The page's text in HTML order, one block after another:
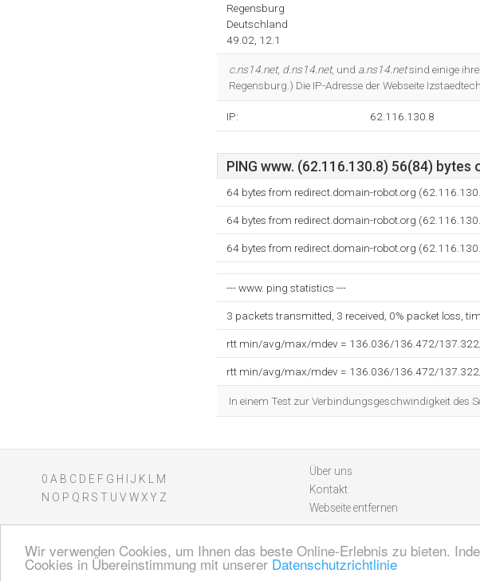
Wir verwenden Cookies, um Ihnen das beste Online-Erlebnis zu bieten.
Cookies in Übereinstimmung mit unserer Datenschutzrichtlinie
Regensburg
Deutschland
49.02, 12.1
c.ns14.net, d.ns14.net, und a.ns14.netsind einige
Regensburg.) Die IP-Adresse der Webseite
IP: 62.116.130.8
PING www. (62.116.130.8) 56(84) bytes
64 bytes from redirect.domain-robot.org
64 bytes from redirect.domain-robot.org
64 bytes from redirect.domain-robot.org
--- www. ping statistics ---
3 packets transmitted, 3 received, 0% packet loss,
rtt min/avg/max/mdev = 136.036/136.472/
rtt min/avg/max/mdev = 136.036/136.472/
In einem Test zur Verbindungsgeschwindigkeit des
0 A B C D E F G H J K
M
N O P Q R S T U V WXY Z
Über uns
Kontakt
Webseite entfernen